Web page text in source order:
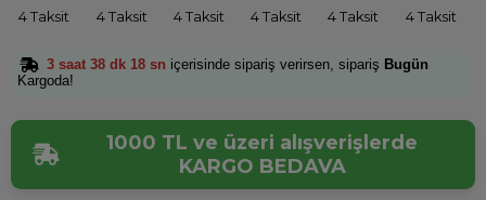
4 Taksit 4 Taksit 4 Taksit 4 Taksit 4 Taksit 4 Taksit
3 saat 38 dk 18 sn içerisinde sipariş verirsen, sipariş Bugün
Kargoda!
1000 TL ve üzeri alışverişlerde
KARGO BEDAVA